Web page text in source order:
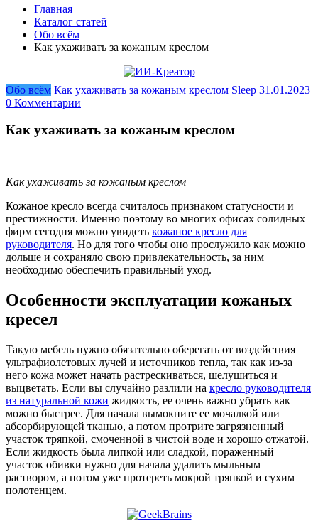
Главная
Каталог статей
Обо всём
Как ухаживать за кожаным креслом
Обо всём Как ухаживать за кожаным креслом Sleep 31.01.2023
0 Комментарии
Как ухаживать за кожаным креслом
Как ухаживать за кожаным креслом
Кожаное кресло всегда считалось признаком статусности и
престижности. Именно поэтому во многих офисах солидных
фирм сегодня можно увидеть кожаное кресло для
руководителя. Но для того чтобы оно прослужило как можно
дольше и сохраняло свою привлекательность, за ним
необходимо обеспечить правильный уход.
Особенности эксплуатации кожаных
кресел
Такую мебель нужно обязательно оберегать от воздействия
ультрафиолетовых лучей и источников тепла, так как из-за
него кожа может начать растрескиваться, шелушиться и
выцветать. Если вы случайно разлили на кресло руководителя
из натуральной кожи жидкость, ее очень важно убрать как
можно быстрее. Для начала вымокните ее мочалкой или
абсорбирующей тканью, а потом протрите загрязненный
участок тряпкой, смоченной в чистой воде и хорошо отжатой.
Если жидкость была липкой или сладкой, пораженный
участок обивки нужно для начала удалить мыльным
раствором, а потом уже протереть мокрой тряпкой и сухим
полотенцем.